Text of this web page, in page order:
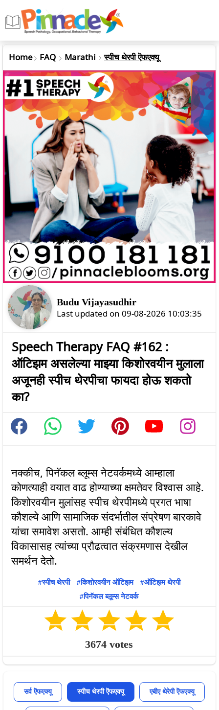
Home FAQ Marathi स्पीच थेरपी ऎफएक्यू
Budu Vijayasudhir
Last updated on 09-08-2026 10:03:35
Speech Therapy FAQ #162 :
ऑटिझम असलेल्या माझ्या किशोरवयीन मुलाला
अजूनही स्पीच थेरपीचा फायदा होऊ शकतो
का?
नक्कीच, पिनॅकल ब्लूम्स नेटवर्कमध्ये आम्हाला
कोणत्याही वयात वाढ होण्याच्या क्षमतेवर विश्वास आहे.
किशोरवयीन मुलांसह स्पीच थेरपीमध्ये प्रगत भाषा
कौशल्ये आणि सामाजिक संदर्भातील संप्रेषण बारकावे
यांचा समावेश असतो. आम्ही संबंधित कौशल्य
विकासासह त्यांच्या प्रौढत्वात संक्रमणास देखील
स्पीच थेरपी किशोरवयीन ऑटिझम
ऑटिझम थेरपी
पिनॅकल ब्लूम्स नेटवर्क
3674 votes
सर्व ऎफएक्यू स्पीच थेरपी ऎफएक्यू एबीए थेरेपी ऎफएक्यू